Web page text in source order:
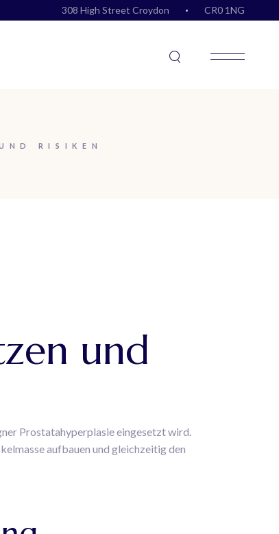
308 High Street Croydon CR0 1NG
RISIKEN
und
Prostatahyperplasie eingesetzt wird.
aufbauen und gleichzeitig den